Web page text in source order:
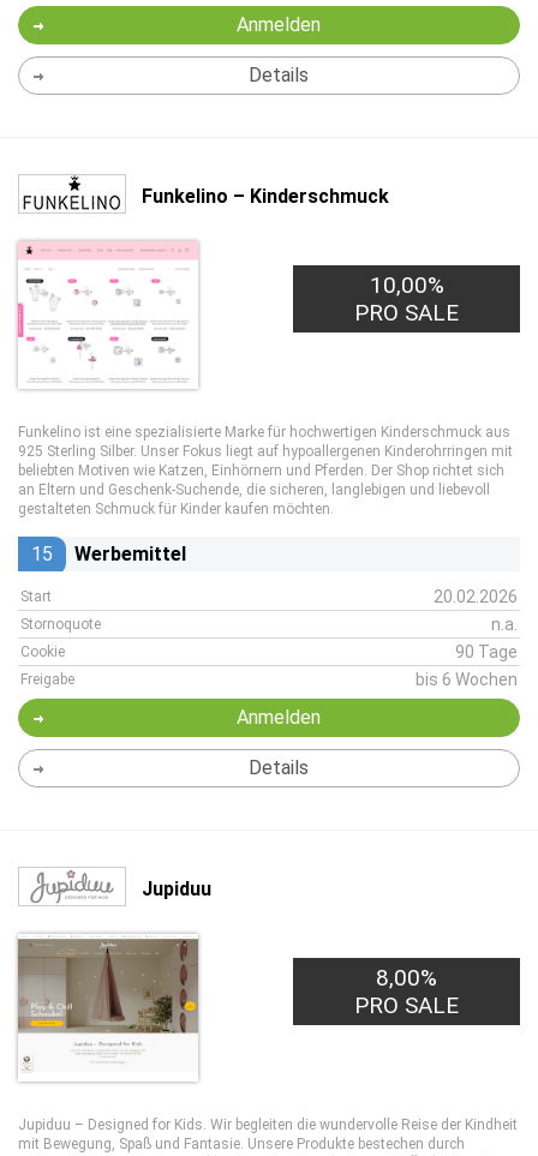
Anmelden
Details
Funkelino – Kinderschmuck
10,00%
PRO SALE
Funkelino ist eine spezialisierte Marke für hochwertigen Kinderschmuck aus
925 Sterling Silber. Unser Fokus liegt auf hypoallergenen Kinderohrringen mit
beliebten Motiven wie Katzen, Einhörnern und Pferden. Der Shop richtet sich
an Eltern und Geschenk-Suchende, die sicheren, langlebigen und liebevoll
gestalteten Schmuck für Kinder kaufen möchten.
15 Werbemittel
Start 20.02.2026
Stornoquote n.a.
Cookie 90 Tage
Freigabe bis 6 Wochen
Anmelden
Details
Jupiduu
8,00%
PRO SALE
Jupiduu – Designed for Kids. Wir begleiten die wundervolle Reise der Kindheit
mit Bewegung, Spaß und Fantasie. Unsere Produkte bestechen durch